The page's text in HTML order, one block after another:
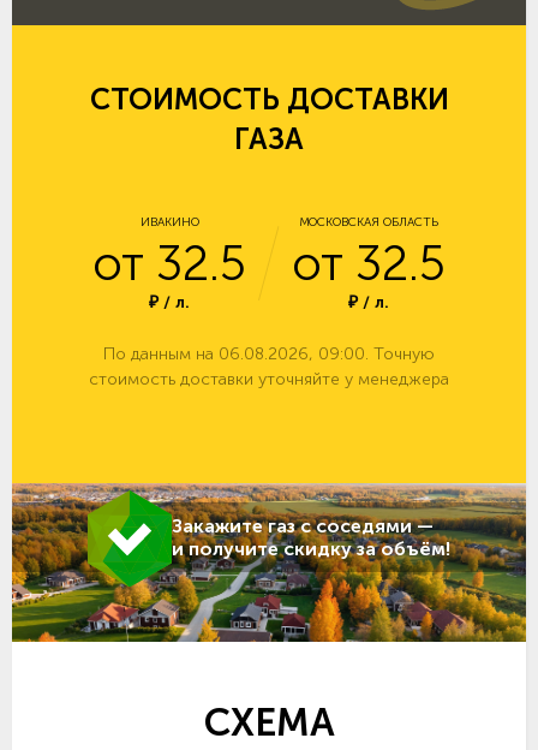
СТОИМОСТЬ ДОСТАВКИ
ГАЗА
ИВАКИНО
от 32.5
₽ / л.
МОСКОВСКАЯ ОБЛАСТЬ
от 32.5
₽ / л.
По данным на 06.08.2026, 09:00. Точную
стоимость доставки уточняйте у менеджера
Закажите газ с соседями —
и получите скидку за объём!
СХЕМА